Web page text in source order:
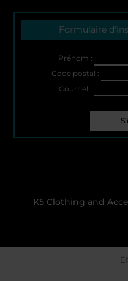
Formulaire
Prénom :
Code postal :
Courriel :
K5 Clothing and